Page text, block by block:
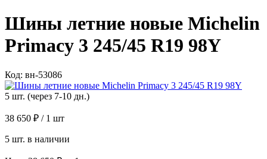
Шины летние новые Michelin
Primacy 3 245/45 R19 98Y
Код: вн-53086
5 шт. (через 7-10 дн.)
38 650 ₽ / 1 шт
5 шт. в наличии